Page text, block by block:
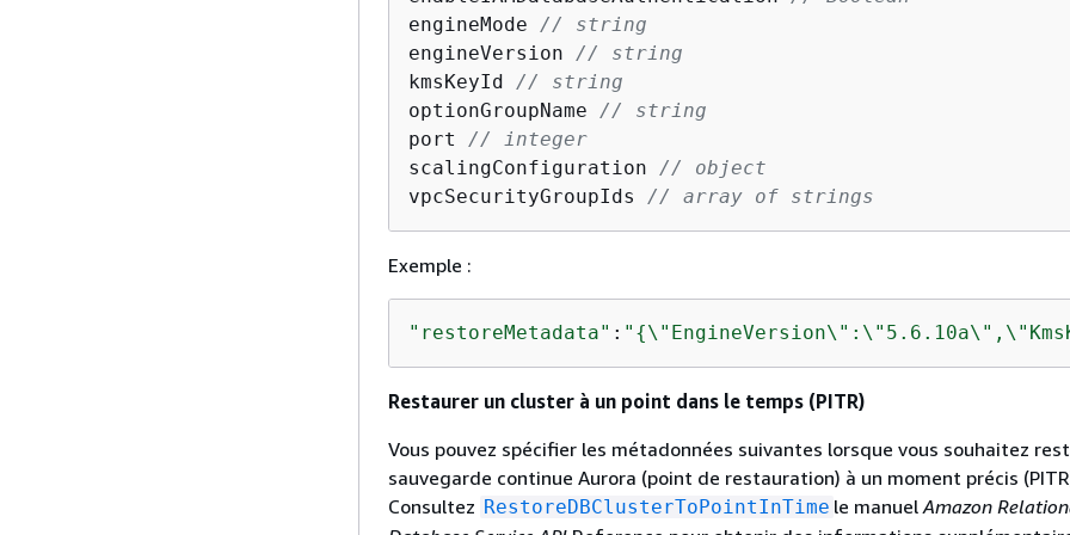
engineMode // string
engineVersion // string
kmsKeyId // string
optionGroupName // string
port // integer
scalingConfiguration // object
vpcSecurityGroupIds // array of strings
Exemple :
"restoreMetadata" : " {
Restaurer un cluster à un point dans le temps (PITR)
Vous pouvez spécifier les métadonnées suivantes lorsque vous souhaitez
sauvegarde continue Aurora (point de restauration) à un moment précis
Consultez RestoreDBClusterToPointInTime le manuelAmazon